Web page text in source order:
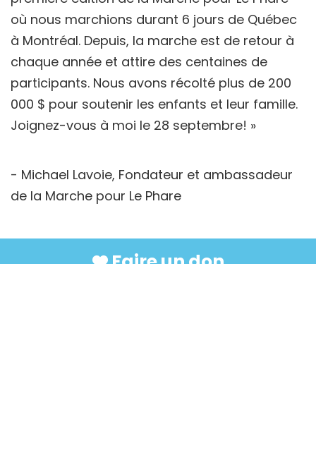
où nous marchions durant 6 jours de Québec
à Montréal. Depuis, la marche est de retour à
chaque année et attire des centaines de
participants. Nous avons récolté plus de 200
000 $ pour soutenir les enfants et leur famille.
Joignez-vous à moi le 28 septembre! »
- Michael Lavoie, Fondateur et ambassadeur
de la Marche pour Le Phare
Faire un don